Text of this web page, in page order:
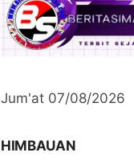
Jum'at 07/08/2026
HIMBAUAN